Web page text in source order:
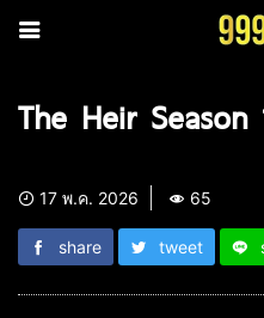
The Heir Season
17 พ.ค. 2026 65
share tweet